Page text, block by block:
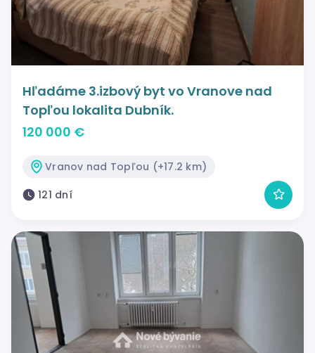
Hľadáme 3.izbový byt vo Vranove nad
Topľou lokalita Dubník.
120 000 €
Vranov nad Topľou (+17.2 km)
121 dní